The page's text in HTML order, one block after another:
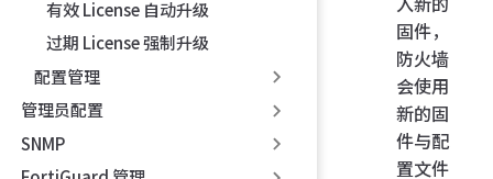
有效 License 自动升级
过期 License 强制升级
配置管理
管理员配置
SNMP
固件，
防火墙
会使用
新的固
件与配
置文件